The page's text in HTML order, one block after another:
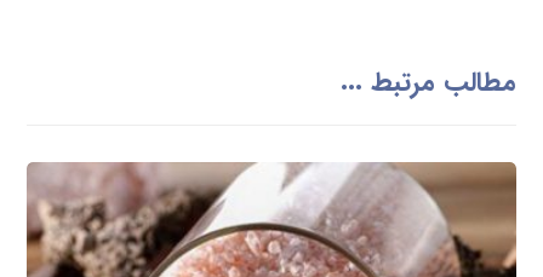
مطالب مرتبط ...